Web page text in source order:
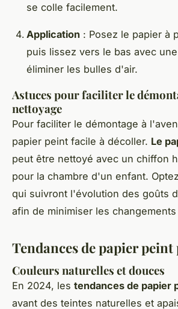
se colle facilement.
Application : Posez le papier à
puis lissez vers le bas avec
éliminer les bulles d'air.
Astuces pour faciliter le
nettoyage
Pour faciliter le démontage à
papier peint facile à décoller. Le
peut être nettoyé avec un chiffon
pour la chambre d'un enfant.
qui suivront l'évolution des goûts
afin de minimiser les
Tendances de papier
Couleurs naturelles et douces
En 2024, les tendances de papier
avant des teintes naturelles et